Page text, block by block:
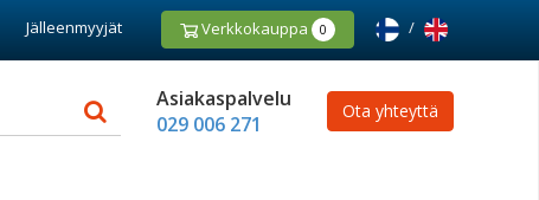
Jälleenmyyjät Verkkokauppa 0 /
Asiakaspalvelu
029 006 271
Ota yhteyttä